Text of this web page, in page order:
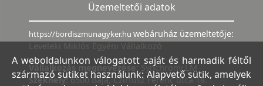
Üzemeltetői adatok
https://bordiszmunagyker.hu webáruház üzemeltetője:
Leveleki Miklós Egyéni Vállalkozó
Vállalkozás megnevezése: Synchrony LM
Székhely:6500 Baja, Czirfusz Ferenc utca 18.
A weboldalunkon válogatott saját és harmadik féltől
származó sütiket használunk: Alapvető sütik, amelyek